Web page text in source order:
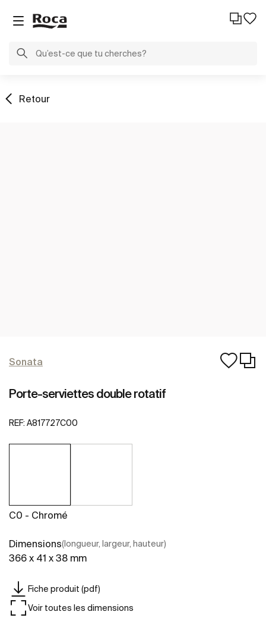
Retour
Sonata
Porte-serviettes double rotatif
REF: A817727C00
C0 - Chromé
Dimensions(longueur, largeur, hauteur)
366 x 41 x 38 mm
Fiche produit (pdf)
Voir toutes les dimensions